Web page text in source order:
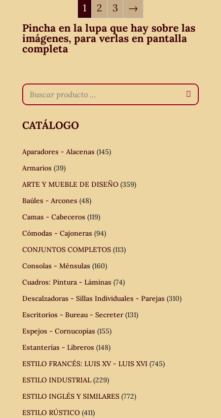
1 2 3 →
Pincha en la lupa que hay sobre las
imágenes, para verlas en pantalla
completa
CATÁLOGO
Aparadores - Alacenas (145)
Armarios (39)
ARTE Y MUEBLE DE DISEÑO (359)
Baúles - Arcones (48)
Camas - Cabeceros (119)
Cómodas - Cajoneras (94)
CONJUNTOS COMPLETOS (113)
Consolas - Ménsulas (160)
Cuadros: Pintura - Láminas (74)
Descalzadoras - Sillas Individuales - Parejas (310)
Escritorios - Bureau - Secreter (131)
Espejos - Cornucopias (155)
Estanterías - Libreros (148)
ESTILO FRANCÉS: LUIS XV - LUIS XVI (745)
ESTILO INDUSTRIAL (229)
ESTILO INGLÉS Y SIMILARES (772)
ESTILO RÚSTICO (411)